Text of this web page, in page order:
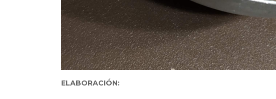
ELABORACIÓN: